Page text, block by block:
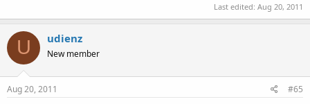
Last edited: Aug 20, 2011
U udienz
New member
Aug 20, 2011 #65